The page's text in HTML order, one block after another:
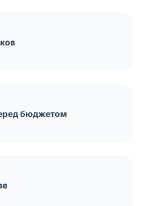
бюджетом